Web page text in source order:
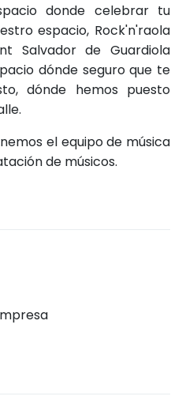
donde celebrar tu
espacio, Rock'n'raola
Salvador de Guardiola
dónde seguro que te
dónde hemos puesto
el equipo de música
de músicos.